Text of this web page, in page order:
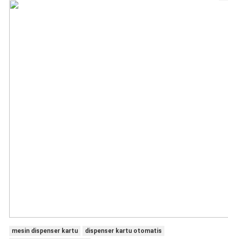
mesin dispenser kartu
dispenser kartu otomatis